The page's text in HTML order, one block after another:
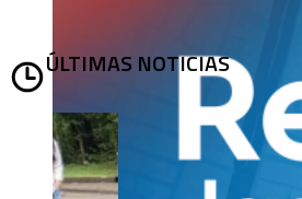
ÚLTIMAS NOTICIAS